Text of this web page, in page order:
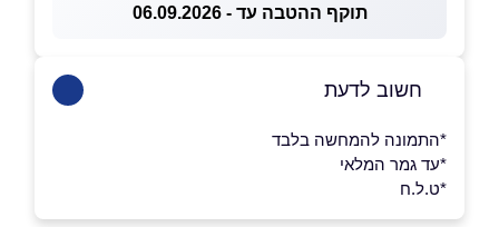
תוקף ההטבה עד - 06.09.2026
חשוב לדעת
*התמונה להמחשה בלבד
*עד גמר המלאי
*ט.ל.ח